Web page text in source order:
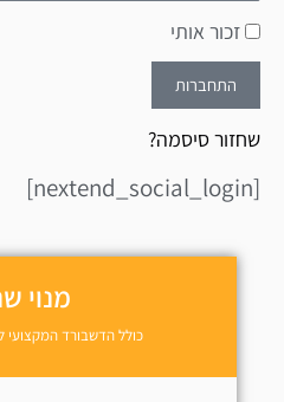
זכור אותי
התחברות
שחזור סיסמה?
[nextend_social_login]
מנוי
כולל הדשבורד המקצועי